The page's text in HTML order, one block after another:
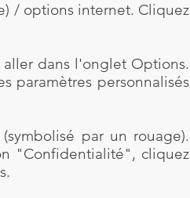
/ options internet. Cliquez
dans l'onglet Options.
paramètres personnalisés
par un rouage).
"Confidentialité", cliquez